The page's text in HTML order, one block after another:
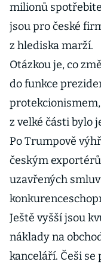
milionů
jsou pro české
z hlediska marží.
Otázkou je, co
do funkce
z velké části bylo
Po Trumpově
českým
uzavřených
Ještě vyšší jsou
náklady na
kanceláří. Češi